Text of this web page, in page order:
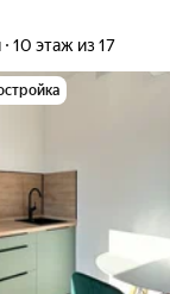
10 этаж из 17